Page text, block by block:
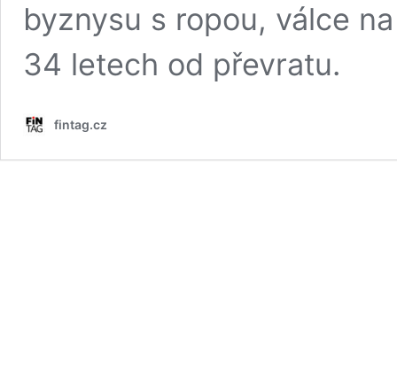
byznysu s ropou, válce
34 letech od převratu.
fintag.cz